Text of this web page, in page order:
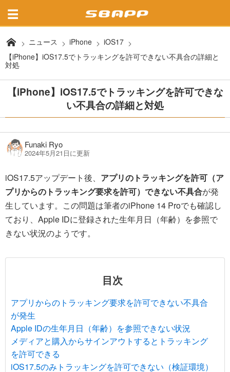
ニュース iPhone
iOS17
【iPhone】iOS17.5でトラッキングを許可できない不具合の詳細と
対処
【iPhone】iOS17.5でトラッキングを許可できな
い不具合の詳細と対処
Funaki Ryo
2024年5月21日に更新
iOS17.5アップデート後、 アプリのトラッキングを許可（ア
プリからのトラッキング要求を許可）できない不具合が発
生しています。この問題は筆者のiPhone 14 Proでも確認し
ており、Apple IDに登録された生年月日（年齢）を参照で
きない状況のようです。
目次
アプリからのトラッキング要求を許可できない不具合
が発生
Apple IDの生年月日（年齢）を参照できない状況
メディアと購入からサインアウトするとトラッキング
を許可できる
iOS17.5のみトラッキングを許可できない（検証環境）